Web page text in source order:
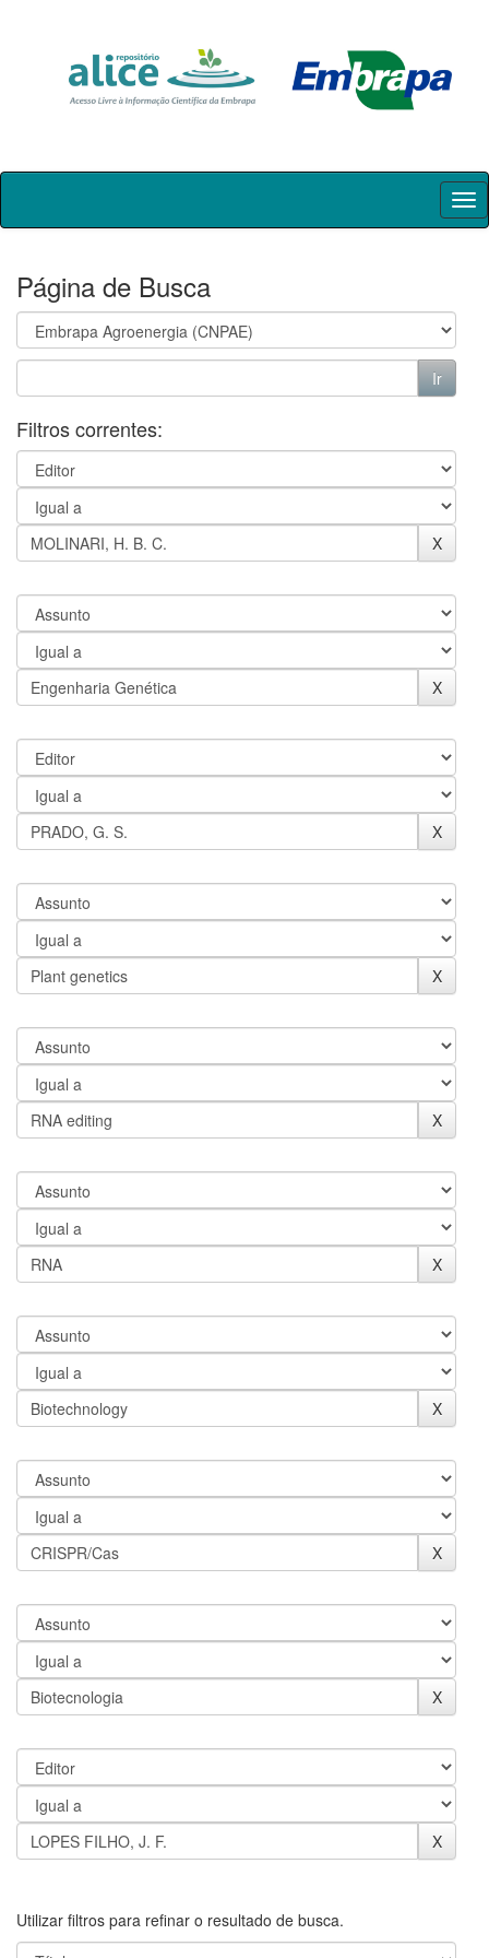
Skip
Página de Busca
Filtros correntes:
Utilizar filtros para refinar o resultado de busca.